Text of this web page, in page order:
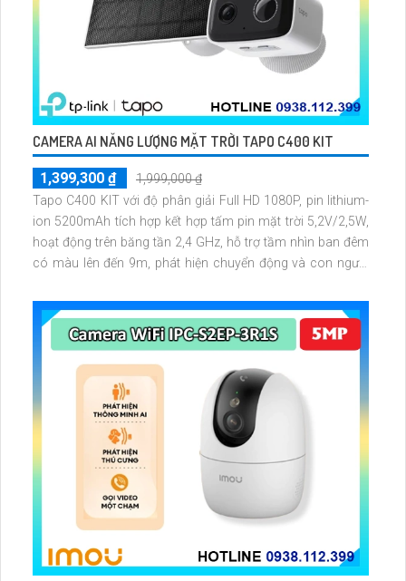
CAMERA AI NĂNG LƯỢNG MẶT TRỜI TAPO C400 KIT
1,399,300 ₫
1,999,000 ₫
Tapo C400 KIT với độ phân giải Full HD 1080P, pin lithium-
ion 5200mAh tích hợp kết hợp tấm pin mặt trời 5,2V/2,5W,
hoạt động trên băng tần 2,4 GHz, hỗ trợ tầm nhìn ban đêm
có màu lên đến 9m, phát hiện chuyển động và con người
512GB